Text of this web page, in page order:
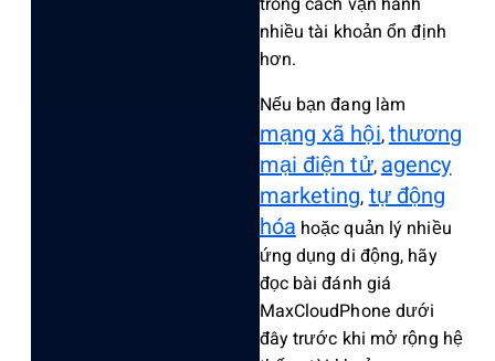
nhiều tài khoản ổn định
hơn.
Nếu bạn đang làm
mạng xã hội,thương
mại điện tử,agency
marketing,tự động
hóahoặc quản lý nhiều
ứng dụng di động, hãy
đọc bài đánh giá
MaxCloudPhone dưới
đây trước khi mở rộng hệ